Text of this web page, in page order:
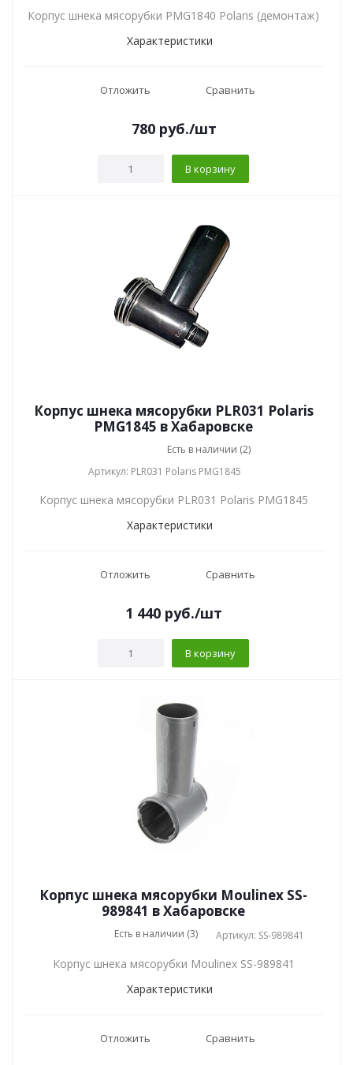
Корпус шнека мясорубки PMG1840 Polaris (демонтаж)
Характеристики
Отложить Сравнить
780руб./шт
В корзину
Корпус шнека мясорубки PLR031 Polaris
PMG1845 в Хабаровске
Есть в наличии (2)
Артикул: PLR031 Polaris PMG1845
Корпус шнека мясорубки PLR031 Polaris PMG1845
Характеристики
Отложить Сравнить
1 440 руб./шт
В корзину
Корпус шнека мясорубки Moulinex SS-
989841 в Хабаровске
Есть в наличии (3) Артикул: SS-989841
Корпус шнека мясорубки Moulinex SS-989841
Характеристики
Отложить Сравнить